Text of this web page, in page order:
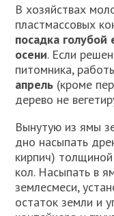
В хозяйствах
пластмассовых
посадка голубой
осени. Если
питомника,
апрель (кроме
дерево не
Вынутую из ямы
дно насыпать
кирпич)
кол. Насыпать в
землесмеси,
остаток земли и